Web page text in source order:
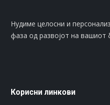
Нудиме целосни и
фаза од развојот на вашиот
Корисни линкови